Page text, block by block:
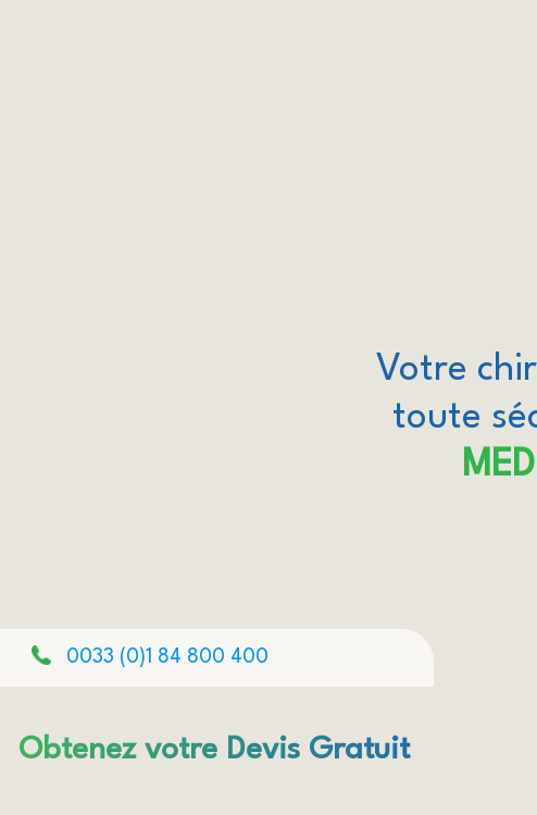
Votre
toute
0033 (0)1 84 800 400
Obtenez votre Devis Gratuit